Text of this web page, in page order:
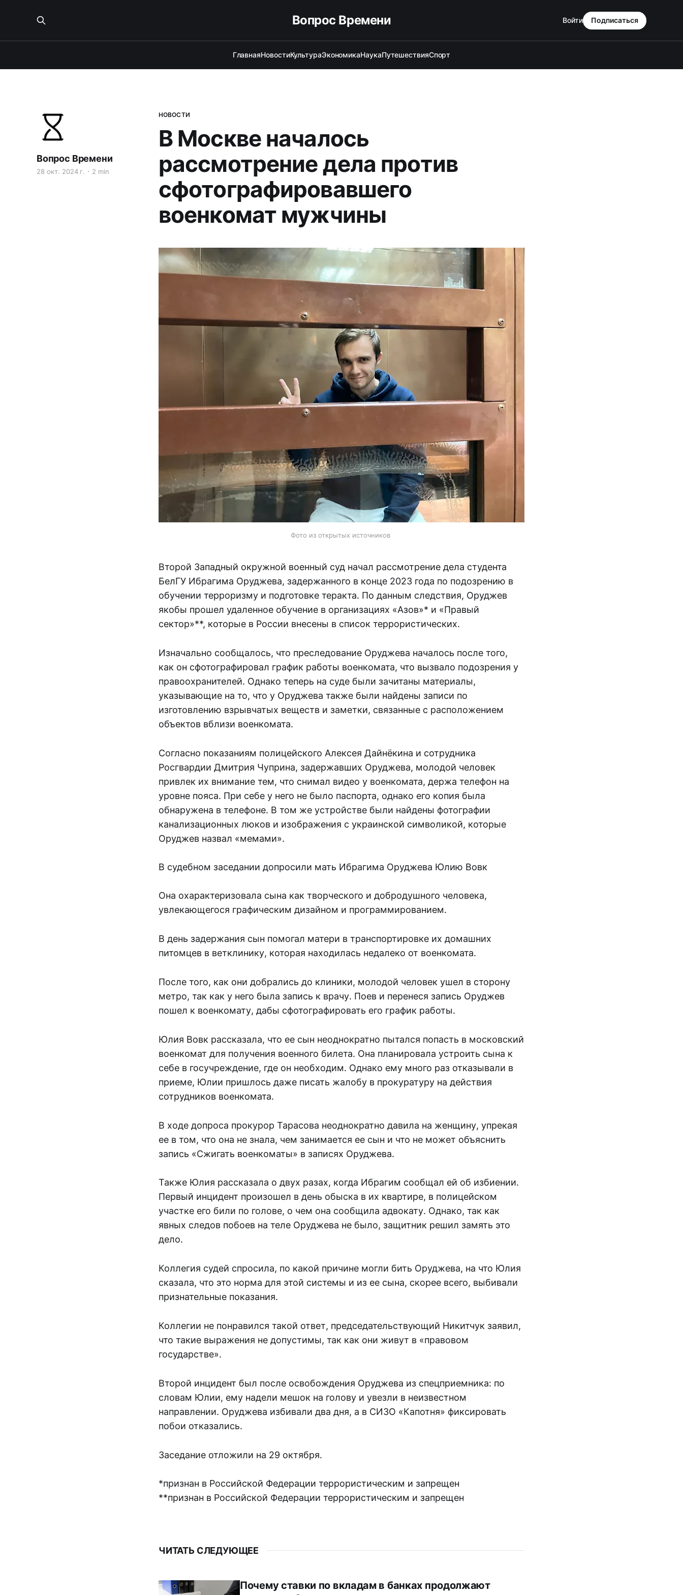
Вопрос Времени
ГлавнаяНовостиКультураЭкономикаНаукаПутешествияСпорт
Войти Подписаться
НОВОСТИ
В Москве началось
рассмотрение дела против
сфотографировавшего
военкомат мужчины
Вопрос Времени
28 окт. 2024 г. 2 min
Фото из открытых источников
Второй Западный окружной военный суд начал рассмотрение дела студента
БелГУ Ибрагима Оруджева, задержанного в конце 2023 года по подозрению в
обучении терроризму и подготовке теракта. По данным следствия, Оруджев
якобы прошел удаленное обучение в организациях «Азов»* и «Правый
сектор»**, которые в России внесены в список террористических.
Изначально сообщалось, что преследование Оруджева началось после того,
как он сфотографировал график работы военкомата, что вызвало подозрения у
правоохранителей. Однако теперь на суде были зачитаны материалы,
указывающие на то, что у Оруджева также были найдены записи по
изготовлению взрывчатых веществ и заметки, связанные с расположением
объектов вблизи военкомата.
Согласно показаниям полицейского Алексея Дайнёкина и сотрудника
Росгвардии Дмитрия Чуприна, задержавших Оруджева, молодой человек
привлек их внимание тем, что снимал видео у военкомата, держа телефон на
уровне пояса. При себе у него не было паспорта, однако его копия была
обнаружена в телефоне. В том же устройстве были найдены фотографии
канализационных люков и изображения с украинской символикой, которые
Оруджев назвал «мемами».
В судебном заседании допросили мать Ибрагима Оруджева Юлию Вовк
Она охарактеризовала сына как творческого и добродушного человека,
увлекающегося графическим дизайном и программированием.
В день задержания сын помогал матери в транспортировке их домашних
питомцев в ветклинику, которая находилась недалеко от военкомата.
После того, как они добрались до клиники, молодой человек ушел в сторону
метро, так как у него была запись к врачу. Поев и перенеся запись Оруджев
пошел к военкомату, дабы сфотографировать его график работы.
Юлия Вовк рассказала, что ее сын неоднократно пытался попасть в московский
военкомат для получения военного билета. Она планировала устроить сына к
себе в госучреждение, где он необходим. Однако ему много раз отказывали в
приеме, Юлии пришлось даже писать жалобу в прокуратуру на действия
сотрудников военкомата.
В ходе допроса прокурор Тарасова неоднократно давила на женщину, упрекая
ее в том, что она не знала, чем занимается ее сын и что не может объяснить
запись «Сжигать военкоматы» в записях Оруджева.
Также Юлия рассказала о двух разах, когда Ибрагим сообщал ей об избиении.
Первый инцидент произошел в день обыска в их квартире, в полицейском
участке его били по голове, о чем она сообщила адвокату. Однако, так как
явных следов побоев на теле Оруджева не было, защитник решил замять это
дело.
Коллегия судей спросила, по какой причине могли бить Оруджева, на что Юлия
сказала, что это норма для этой системы и из ее сына, скорее всего, выбивали
признательные показания.
Коллегии не понравился такой ответ, председательствующий Никитчук заявил,
что такие выражения не допустимы, так как они живут в «правовом
государстве».
Второй инцидент был после освобождения Оруджева из спецприемника: по
словам Юлии, ему надели мешок на голову и увезли в неизвестном
направлении. Оруджева избивали два дня, а в СИЗО «Капотня» фиксировать
побои отказались.
Заседание отложили на 29 октября.
*признан в Российской Федерации террористическим и запрещен
**признан в Российской Федерации террористическим и запрещен
ЧИТАТЬ СЛЕДУЮЩЕЕ
Почему ставки по вкладам в банках продолжают